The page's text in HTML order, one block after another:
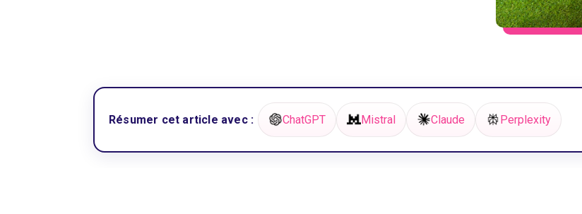
Résumer cet article avec : ChatGPT Mistral Claude Perplexity